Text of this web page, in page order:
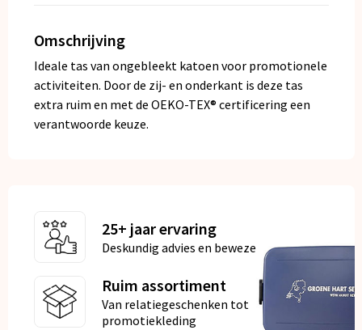
Omschrijving
Ideale tas van ongebleekt katoen voor promotionele
activiteiten. Door de zij- en onderkant is deze tas
extra ruim en met de OEKO-TEX® certificering een
verantwoorde keuze.
25+ jaar ervaring
Deskundig advies en bewezen kwaliteit
Ruim assortiment
Van relatiegeschenken tot
promotiekleding